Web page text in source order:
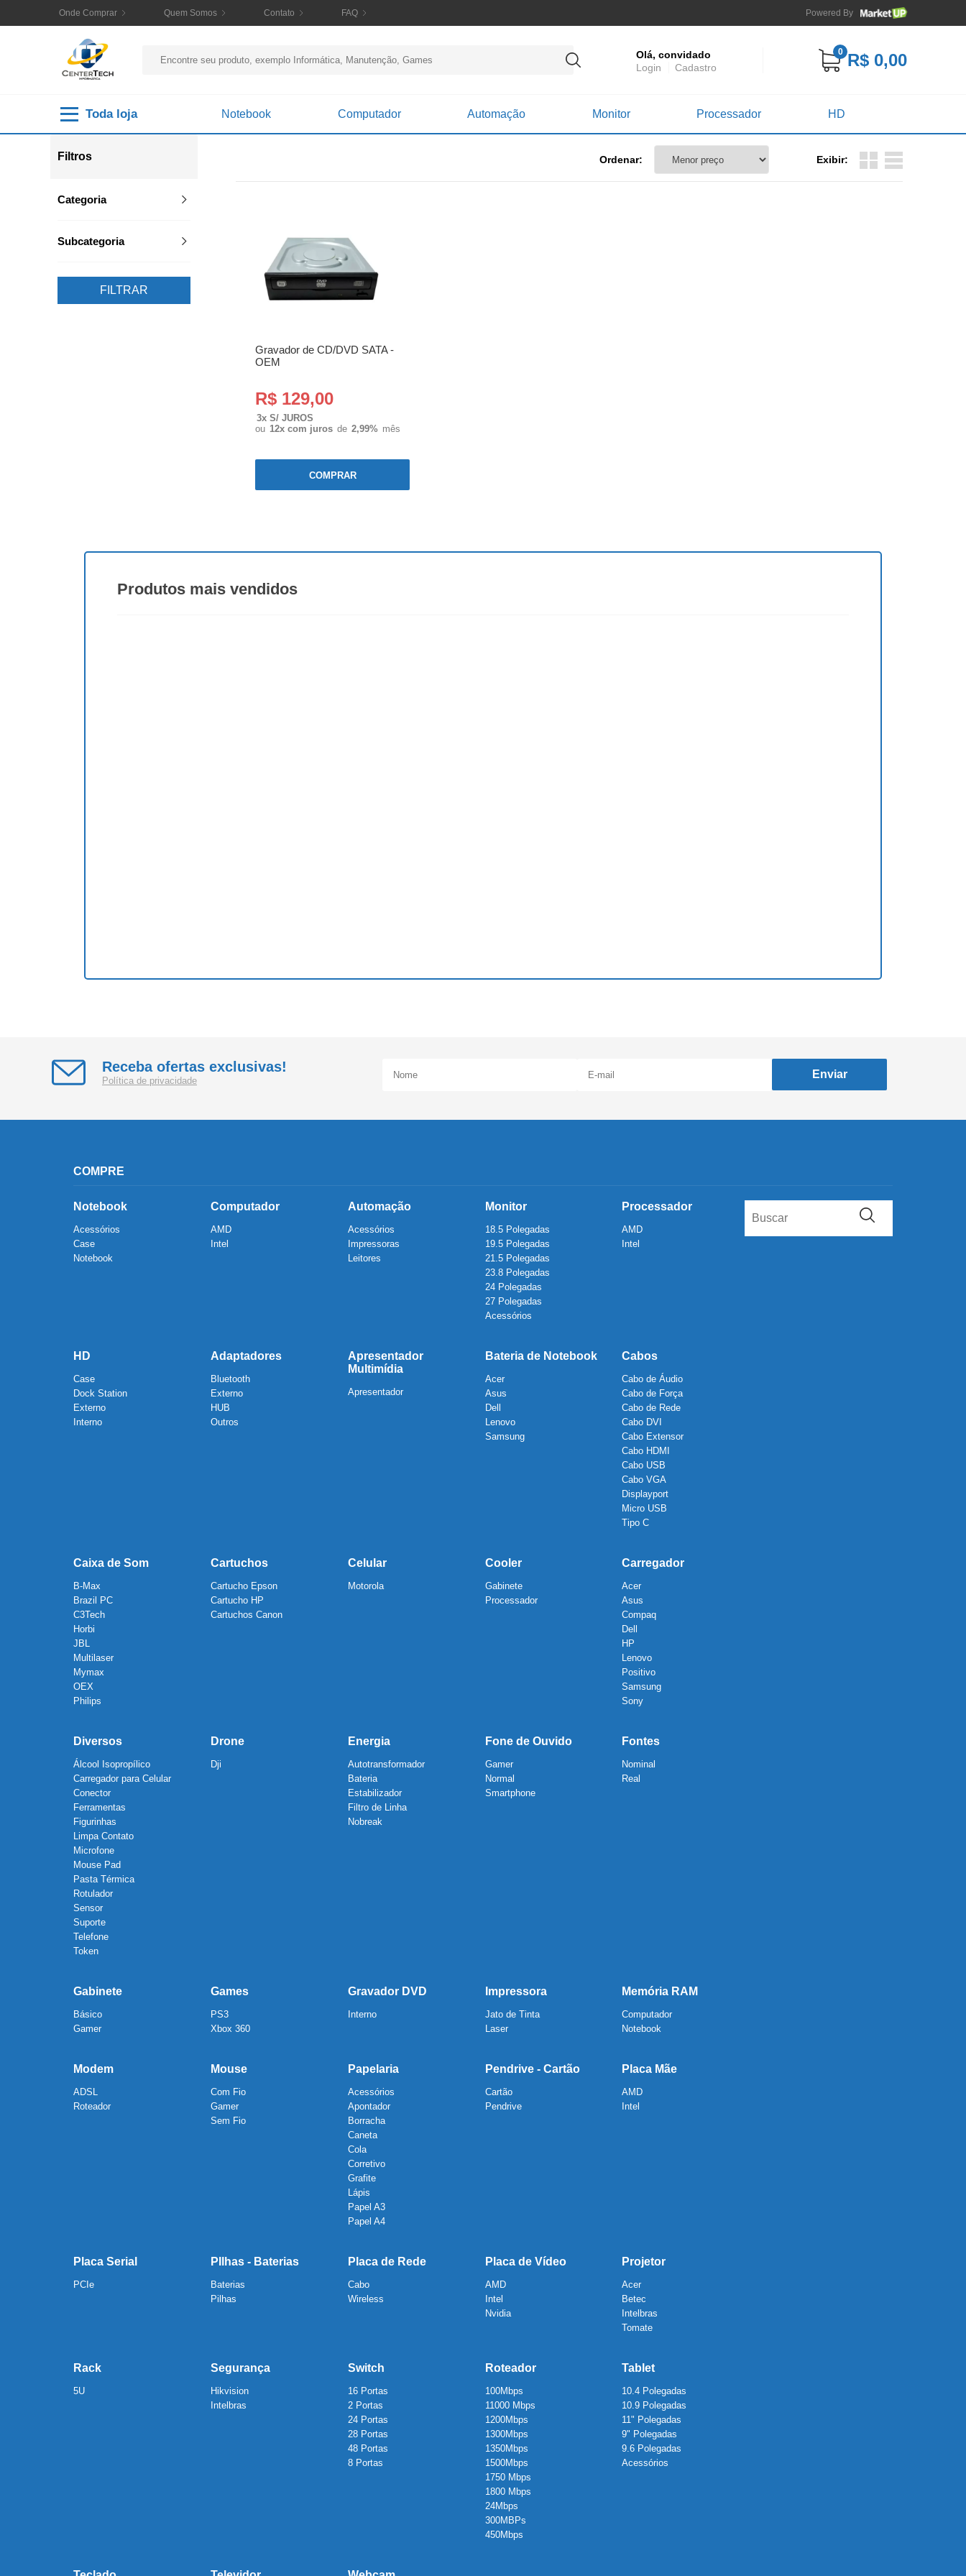
Onde Comprar Quem Somos Contato FAQ Powered By
Olá, convidado
Login
Cadastro
0 R$ 0,00
Toda loja Notebook Computador Automação Monitor Processador HD
Filtros
Categoria
Subcategoria
FILTRAR
Ordenar: Exibir:
Gravador de CD/DVD SATA -
OEM
R$ 129,00
3x S/ JUROS
ou 12x com juros de 2,99% mês
COMPRAR
Produtos mais vendidos
Receba ofertas exclusivas!
Política de privacidade
Enviar
COMPRE
Notebook
Acessórios
Case
Notebook
Computador
AMD
Intel
Automação
Acessórios
Impressoras
Leitores
Monitor
18.5 Polegadas
19.5 Polegadas
21.5 Polegadas
23.8 Polegadas
24 Polegadas
27 Polegadas
Acessórios
Processador
AMD
Intel
HD
Case
Dock Station
Externo
Interno
Adaptadores
Bluetooth
Externo
HUB
Outros
Apresentador
Multimídia
Apresentador
Bateria de Notebook
Acer
Asus
Dell
Lenovo
Samsung
Cabos
Cabo de Áudio
Cabo de Força
Cabo de Rede
Cabo DVI
Cabo Extensor
Cabo HDMI
Cabo USB
Cabo VGA
Displayport
Micro USB
Tipo C
Caixa de Som
B-Max
Brazil PC
C3Tech
Horbi
JBL
Multilaser
Mymax
OEX
Philips
Cartuchos
Cartucho Epson
Cartucho HP
Cartuchos Canon
Celular
Motorola
Cooler
Gabinete
Processador
Carregador
Acer
Asus
Compaq
Dell
HP
Lenovo
Positivo
Samsung
Sony
Diversos
Álcool Isopropílico
Carregador para Celular
Conector
Ferramentas
Figurinhas
Limpa Contato
Microfone
Mouse Pad
Pasta Térmica
Rotulador
Sensor
Suporte
Telefone
Token
Drone
Dji
Energia
Autotransformador
Bateria
Estabilizador
Filtro de Linha
Nobreak
Fone de Ouvido
Gamer
Normal
Smartphone
Fontes
Nominal
Real
Gabinete
Básico
Gamer
Games
PS3
Xbox 360
Gravador DVD
Interno
Impressora
Jato de Tinta
Laser
Memória RAM
Computador
Notebook
Modem
ADSL
Roteador
Mouse
Com Fio
Gamer
Sem Fio
Papelaria
Acessórios
Apontador
Borracha
Caneta
Cola
Corretivo
Grafite
Lápis
Papel A3
Papel A4
Pendrive - Cartão
Cartão
Pendrive
Placa Mãe
AMD
Intel
Placa Serial
PCIe
PIlhas - Baterias
Baterias
Pilhas
Placa de Rede
Cabo
Wireless
Placa de Vídeo
AMD
Intel
Nvidia
Projetor
Acer
Betec
Intelbras
Tomate
Rack
5U
Segurança
Hikvision
Intelbras
Switch
16 Portas
2 Portas
24 Portas
28 Portas
48 Portas
8 Portas
Roteador
100Mbps
11000 Mbps
1200Mbps
1300Mbps
1350Mbps
1500Mbps
1750 Mbps
1800 Mbps
24Mbps
300MBPs
450Mbps
Tablet
10.4 Polegadas
10.9 Polegadas
11" Polegadas
9" Polegadas
9.6 Polegadas
Acessórios